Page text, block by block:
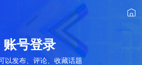
账号登录
以发布、评论、收藏话题